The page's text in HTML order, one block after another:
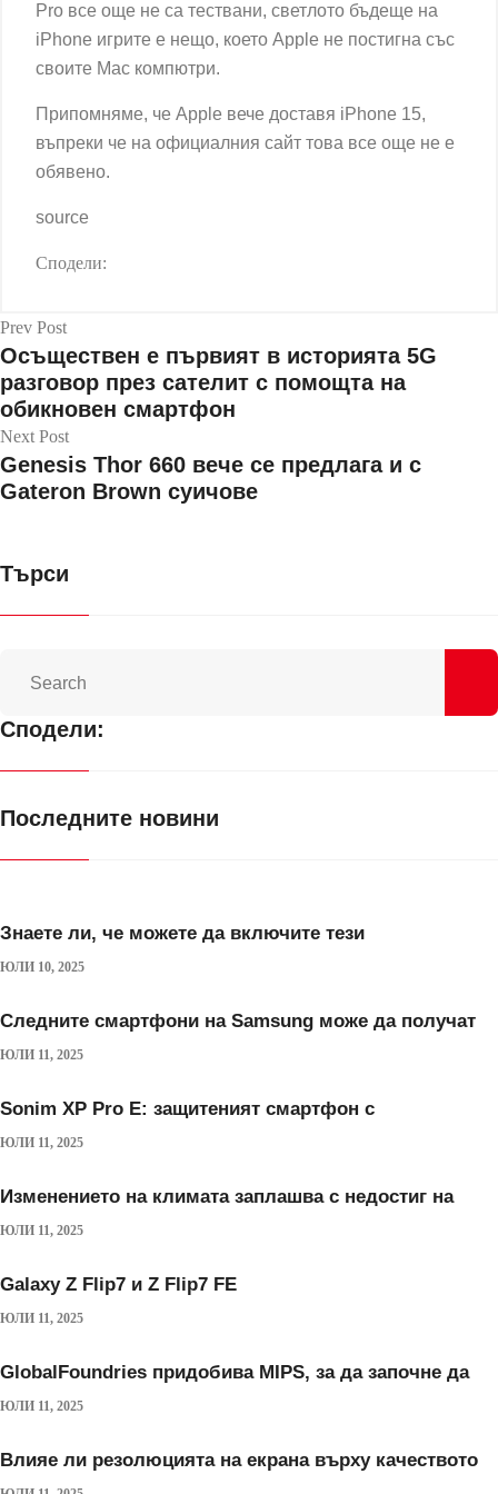
Pro все още не са тествани, светлото бъдеще на
iPhone игрите е нещо, което Apple не постигна със
своите Mac компютри.
Припомняме, че Apple вече доставя iPhone 15,
въпреки че на официалния сайт това все още не е
обявено.
source
Сподели:
Prev Post
Осъществен е първият в историята 5G
разговор през сателит с помощта на
обикновен смартфон
Next Post
Genesis Thor 660 вече се предлага и с
Gateron Brown суичове
Търси
Сподели:
Последните новини
Знаете ли, че можете да включите тези
ЮЛИ 10, 2025
Следните смартфони на Samsung може да получат
ЮЛИ 11, 2025
Sonim XP Pro E: защитеният смартфон с
ЮЛИ 11, 2025
Изменението на климата заплашва с недостиг на
ЮЛИ 11, 2025
Galaxy Z Flip7 и Z Flip7 FE
ЮЛИ 11, 2025
GlobalFoundries придобива MIPS, за да започне да
ЮЛИ 11, 2025
Влияе ли резолюцията на екрана върху качеството